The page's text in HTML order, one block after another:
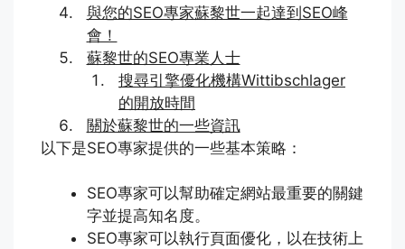
與您的SEO專家蘇黎世一起達到SEO峰
會！
蘇黎世的SEO專業人士
搜尋引擎優化機構Wittibschlager
的開放時間
關於蘇黎世的一些資訊
以下是SEO專家提供的一些基本策略：
SEO專家可以幫助確定網站最重要的關鍵
字並提高知名度。
SEO專家可以執行頁面優化，以在技術上